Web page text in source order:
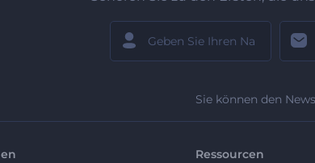
Sie können den
Ressourcen